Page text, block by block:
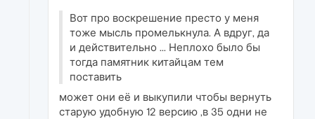
Вот про воскрешение престо у меня
тоже мысль промелькнула. А вдруг, да
и действительно ... Неплохо было бы
тогда памятник китайцам тем
поставить
может они её и выкупили чтобы вернуть
старую удобную 12 версию ,в 35 одни не